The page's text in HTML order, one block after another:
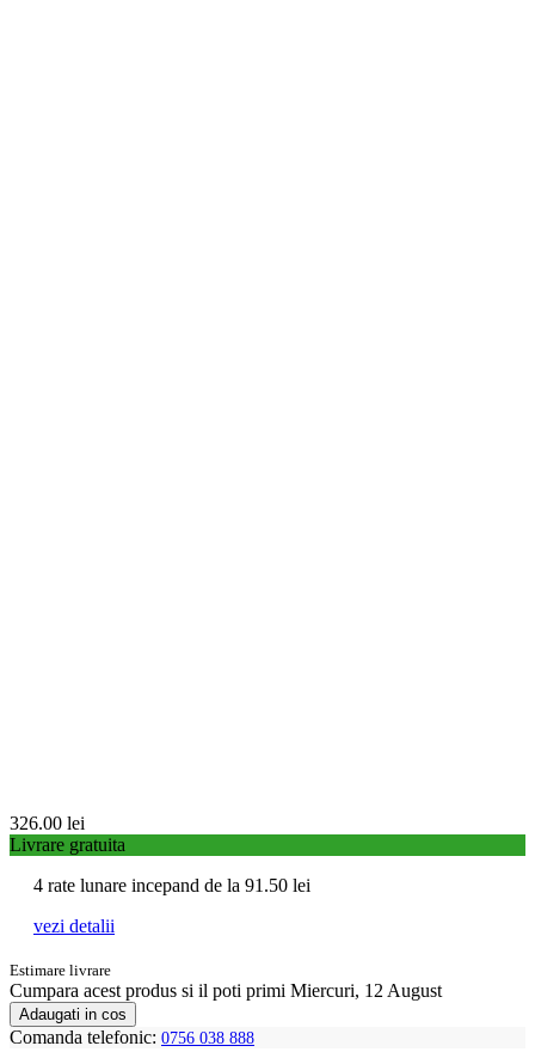
326.00 lei
Livrare gratuita
4 rate lunare incepand de la 91.50 lei
vezi detalii
Estimare livrare
Cumpara acest produs si il poti primi Miercuri, 12 August
Adaugati in cos
Comanda telefonic: 0756 038 888